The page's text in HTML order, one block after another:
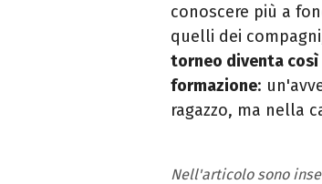
conoscere più a
quelli dei
torneo diventa così
formazione:
ragazzo, ma nella
Nell'articolo sono